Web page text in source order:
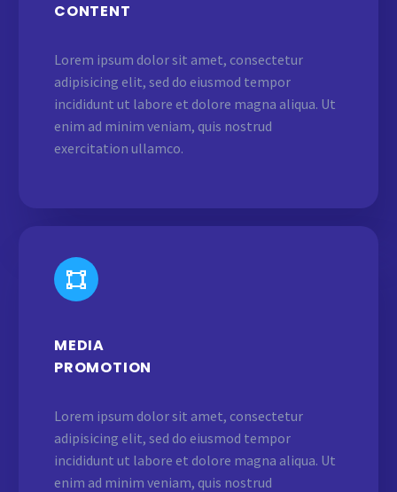
CONTENT
Lorem ipsum dolor sit amet, consectetur
adipisicing elit, sed do eiusmod tempor
incididunt ut labore et dolore magna aliqua. Ut
enim ad minim veniam, quis nostrud
exercitation ullamco.
MEDIA
PROMOTION
Lorem ipsum dolor sit amet, consectetur
adipisicing elit, sed do eiusmod tempor
incididunt ut labore et dolore magna aliqua. Ut
enim ad minim veniam, quis nostrud